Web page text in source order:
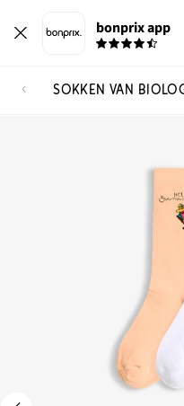
bonprix app
SOKKEN VAN